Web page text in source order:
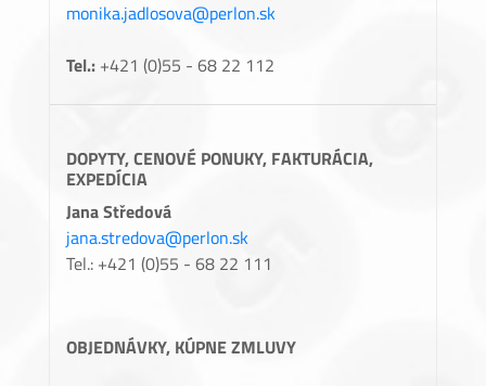
monika.jadlosova@perlon.sk
Tel.: +421 (0)55 - 68 22 112
DOPYTY, CENOVÉ PONUKY, FAKTURÁCIA,
EXPEDÍCIA
Jana Středová
jana.stredova@perlon.sk
Tel.: +421 (0)55 - 68 22 111
OBJEDNÁVKY, KÚPNE ZMLUVY